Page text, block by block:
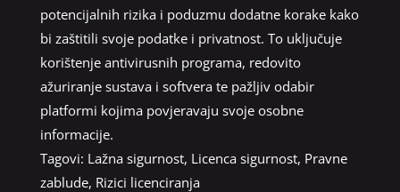
potencijalnih rizika i poduzmu dodatne korake kako
bi zaštitili svoje podatke i privatnost. To uključuje
korištenje antivirusnih programa, redovito
ažuriranje sustava i softvera te pažljiv odabir
platformi kojima povjeravaju svoje osobne
informacije.
Tagovi: Lažna sigurnost, Licenca sigurnost, Pravne
zablude, Rizici licenciranja